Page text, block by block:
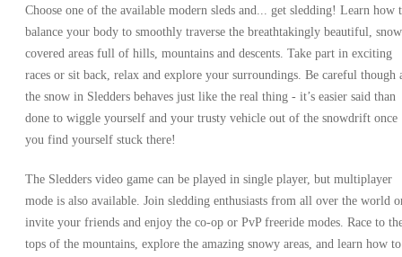
Choose one of the available modern sleds and... get sledding! Learn how
balance your body to smoothly traverse the breathtakingly beautiful,
covered areas full of hills, mountains and descents. Take part in exciting
races or sit back, relax and explore your surroundings. Be careful though
the snow in Sledders behaves just like the real thing - it’s easier said than
done to wiggle yourself and your trusty vehicle out of the snowdrift once
you find yourself stuck there!
The Sledders video game can be played in single player, but multiplayer
mode is also available. Join sledding enthusiasts from all over the world
invite your friends and enjoy the co-op or PvP freeride modes. Race to
tops of the mountains, explore the amazing snowy areas, and learn how to